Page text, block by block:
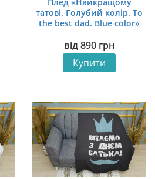
Плед «Найкращому
татові. Голубий колір. To
the best dad. Blue color»
від890 грн
Купити